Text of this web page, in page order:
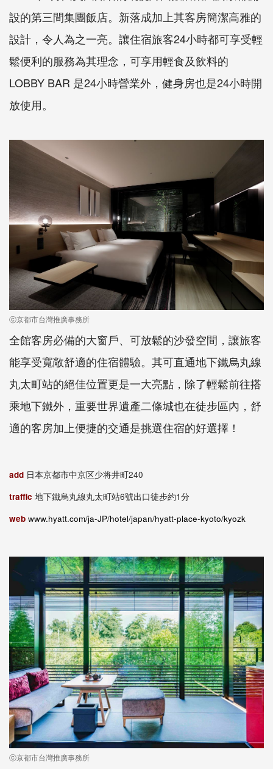
設的第三間集團飯店。新落成加上其客房簡潔高雅的
設計，令人為之一亮。讓住宿旅客24小時都可享受輕
鬆便利的服務為其理念，可享用輕食及飲料的
LOBBY BAR 是24小時營業外，健身房也是24小時開
放使用。
ⓒ京都市台灣推廣事務所
全館客房必備的大窗戶、可放鬆的沙發空間，讓旅客
能享受寬敞舒適的住宿體驗。其可直通地下鐵烏丸線
丸太町站的絕佳位置更是一大亮點，除了輕鬆前往搭
乘地下鐵外，重要世界遺產二條城也在徒步區內，舒
適的客房加上便捷的交通是挑選住宿的好選擇！
add 日本京都市中京区少将井町240
traffic 地下鐵烏丸線丸太町站6號出口徒步約1分
web www.hyatt.com/ja-JP/hotel/japan/hyatt-place-kyoto/kyozk
ⓒ京都市台灣推廣事務所